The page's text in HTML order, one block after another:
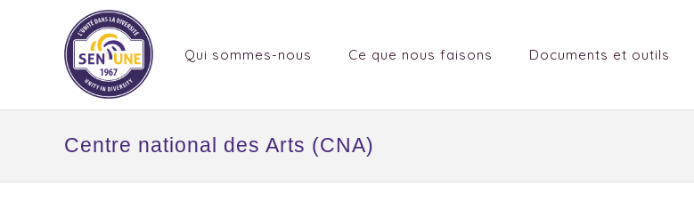
Qui sommes-nous Ce que nous faisons Documents et outils
Centre national des Arts (CNA)